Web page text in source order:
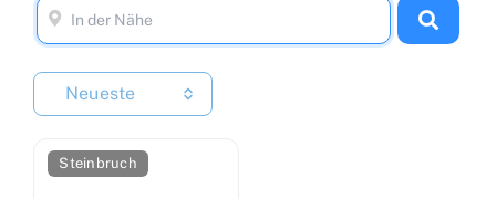
Neueste
Steinbruch